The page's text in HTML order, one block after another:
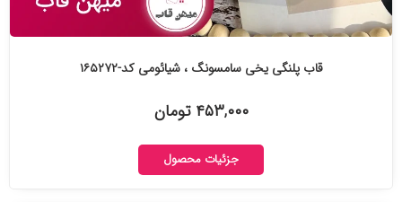
قاب پلنگی یخی سامسونگ ، شیائومی کد-۱۶۵۲۷۲
۴۵۳,۰۰۰ تومان
جزئیات محصول